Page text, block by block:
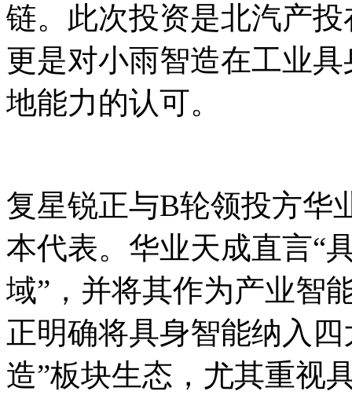
链。此次投资是北汽产
更是对小雨智造在工业
地能力的认可。
复星锐正与B轮领投方华
本代表。华业天成直言“
域”，并将其作为产业智
正明确将具身智能纳入
造”板块生态，尤其重视